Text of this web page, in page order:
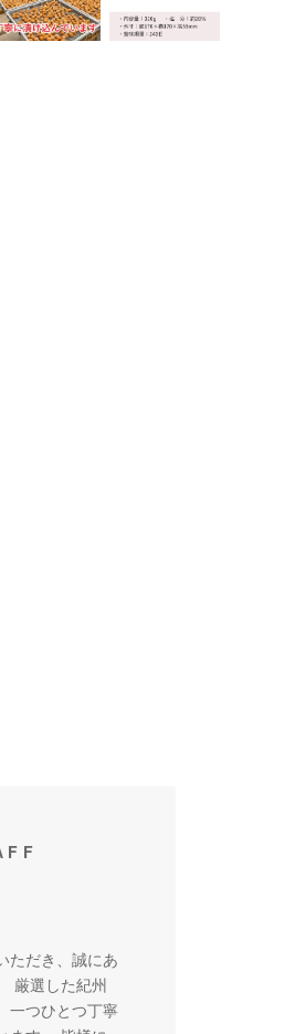
ただき、誠にあ
厳選した紀州
一つひとつ丁寧